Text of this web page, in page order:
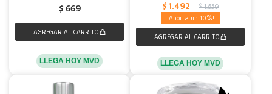
$ 669
LLEGA HOY MVD
$ 1.492 $ 1.659
10
LLEGA HOY MVD